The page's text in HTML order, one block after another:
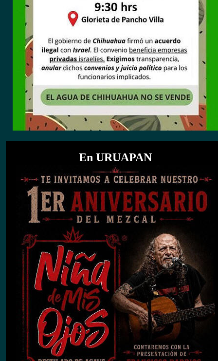
En URUAPAN